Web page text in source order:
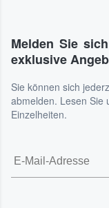
Melden Sie
exklusive
Sie können sich
abmelden. Lesen Sie
Einzelheiten.